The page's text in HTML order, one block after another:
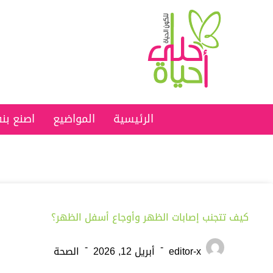
الرئيسية المواضيع اصنع
كيف تتجنب إصابات الظهر وأوجاع أسفل الظهر؟
editor-x
أبريل 12, 2026 الصحة